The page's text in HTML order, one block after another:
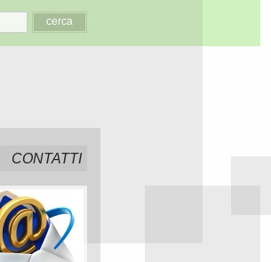
CONTATTI